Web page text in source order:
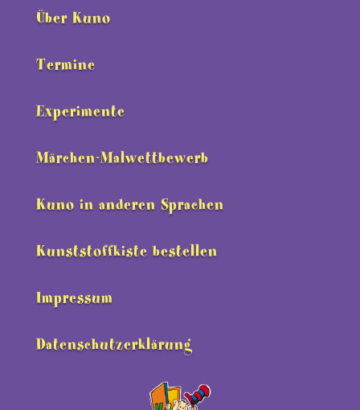
Über Kuno
Termine
Experimente
Märchen-Malwettbewerb
Kuno in anderen Sprachen
Kunststoffkiste bestellen
Impressum
Datenschutzerklärung